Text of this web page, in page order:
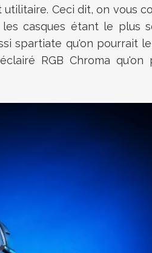
utilitaire. Ceci dit, on vous
casques étant le plus
spartiate qu'on pourrait
RGB Chroma qu'on